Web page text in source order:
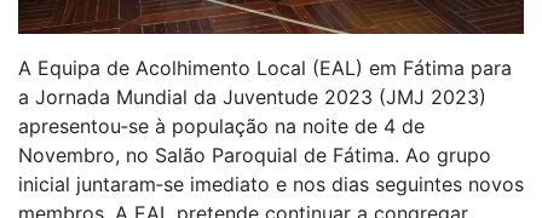
A Equipa de Acolhimento Local (EAL) em Fátima para
a Jornada Mundial da Juventude 2023 (JMJ 2023)
apresentou‑se à população na noite de 4 de
Novembro, no Salão Paroquial de Fátima. Ao grupo
inicial juntaram‑se imediato e nos dias seguintes novos